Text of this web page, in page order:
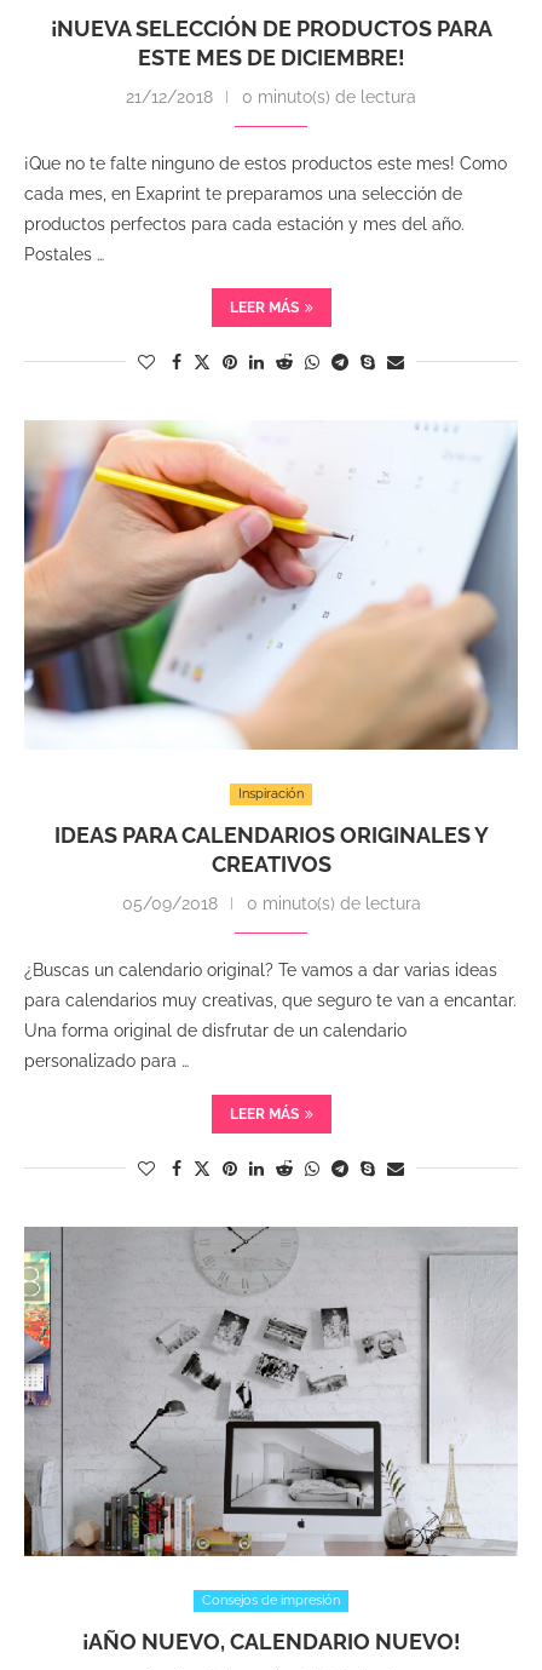
¡NUEVA SELECCIÓN DE PRODUCTOS PARA
ESTE MES DE DICIEMBRE!
21/12/2018 0 minuto(s) de lectura
¡Que no te falte ninguno de estos productos este mes! Como
cada mes, en Exaprint te preparamos una selección de
productos perfectos para cada estación y mes del año.
Postales …
LEER MÁS
Inspiración
IDEAS PARA CALENDARIOS ORIGINALES Y
CREATIVOS
05/09/2018 0 minuto(s) de lectura
¿Buscas un calendario original? Te vamos a dar varias ideas
para calendarios muy creativas, que seguro te van a encantar.
Una forma original de disfrutar de un calendario
personalizado para …
LEER MÁS
Consejos de impresión
¡AÑO NUEVO, CALENDARIO NUEVO!